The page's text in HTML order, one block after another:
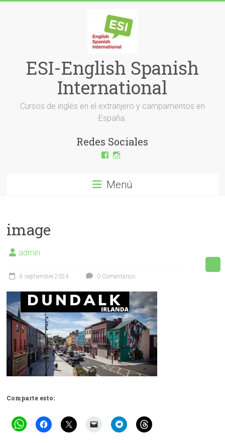
ESI-English Spanish
International
Cursos de inglés en el extranjero y campamentos en
España.
Redes Sociales
Ver
English-
Ver
en
Menú
image
admin
4 septiembre 2024 0 Comentarios
Comparte esto: